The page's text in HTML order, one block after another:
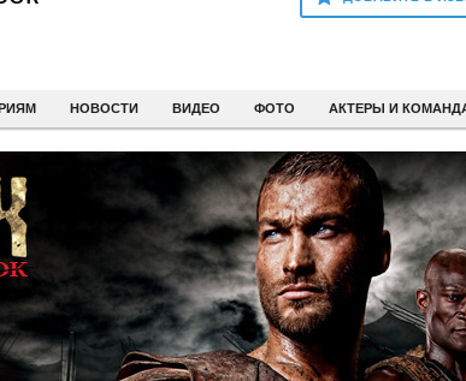
НОВОСТИ ВИДЕО ФОТО АКТЕРЫ И